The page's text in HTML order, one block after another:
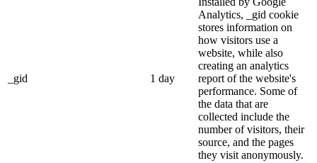
_gid 1 day
Analytics, _gid cookie
stores information on
how visitors use a
website, while also
creating an analytics
report of the website's
performance. Some of
the data that are
collected include the
number of visitors, their
source, and the pages
they visit anonymously.